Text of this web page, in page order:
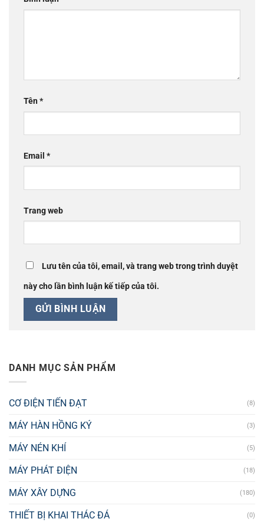
Tên*
Email *
Trang web
Lưu tên của tôi, email, và trang web trong trình duyệt
này cho lần bình luận kế tiếp của tôi.
DANH MỤC SẢN PHẨM
CƠ ĐIỆN TIẾN ĐẠT (8)
MÁY HÀN HỒNG KÝ (3)
MÁY NÉN KHÍ (5)
MÁY PHÁT ĐIỆN (18)
MÁY XÂY DỰNG (180)
THIẾT BỊ KHAI THÁC ĐÁ (0)